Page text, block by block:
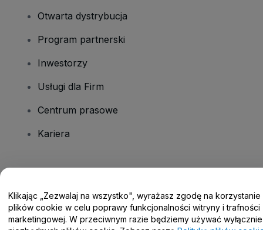
Otwarta dystrybucja
Program partnerski
Inwestorzy
Usługi dla Firm
Centrum prasowe
Kariera
Centrum pomocy / Skontaktuj się z nami
Klikając „Zezwalaj na wszystko", wyrażasz zgodę na korzystanie
plików cookie w celu poprawy funkcjonalności witryny i trafności
marketingowej. W przeciwnym razie będziemy używać wyłącznie